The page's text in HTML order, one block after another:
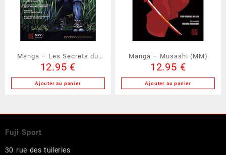
Manga – Les Secrets du
Ninja (MSN)
12.95 €
Ajouter au panier
Manga – Musashi (MM)
12.95 €
Ajouter au panier
Fuji Sport
30 rue des tuileries